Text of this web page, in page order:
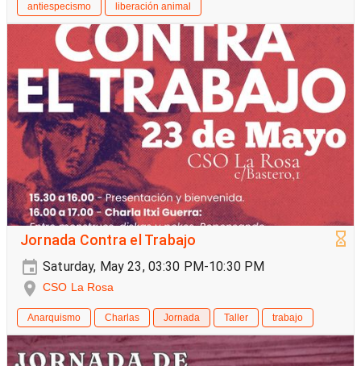
antiespecismo
liberación animal
Jornada Contra el Trabajo
Saturday, May 23, 03:30 PM-10:30 PM
CSO La Rosa
Anarquismo Charlas Jornada Taller trabajo